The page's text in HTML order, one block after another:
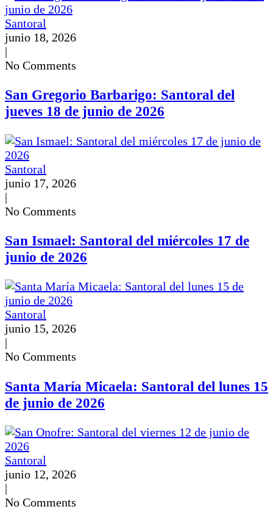
Santoral
junio 18, 2026
|
No Comments
San Gregorio Barbarigo: Santoral del
jueves 18 de junio de 2026
Santoral
junio 17, 2026
|
No Comments
San Ismael: Santoral del miércoles 17 de
junio de 2026
Santoral
junio 15, 2026
|
No Comments
Santa María Micaela: Santoral del lunes 15
de junio de 2026
Santoral
junio 12, 2026
|
No Comments